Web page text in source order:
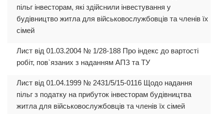
пільг інвесторам, які здійснили інвестування у
будівництво житла для військовослужбовців та членів їх
сімей
Лист від 01.03.2004 № 1/28-188 Про індекс до вартості
робіт, пов`язаних з наданням АПЗ та ТУ
Лист від 01.04.1999 № 2431/5/15-0116 Щодо надання
пільг з податку на прибуток інвесторам будівництва
житла для військовослужбовців та членів їх сімей